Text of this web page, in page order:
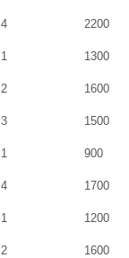
4 2200
1 1300
2 1600
3 1500
1 900
4 1700
1 1200
2 1600